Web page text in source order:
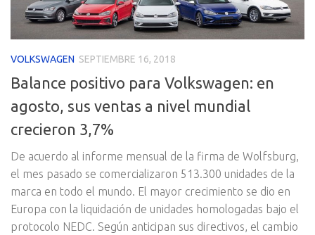
VOLKSWAGEN SEPTIEMBRE 16, 2018
Balance positivo para Volkswagen: en
agosto, sus ventas a nivel mundial
crecieron 3,7%
De acuerdo al informe mensual de la firma de Wolfsburg,
el mes pasado se comercializaron 513.300 unidades de la
marca en todo el mundo. El mayor crecimiento se dio en
Europa con la liquidación de unidades homologadas bajo el
protocolo NEDC. Según anticipan sus directivos, el cambio